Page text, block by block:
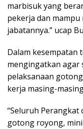
marbisuk yang
pekerja dan
jabatannya.” ucap
Dalam kesempatan
mengingatkan agar
pelaksanaan
kerja masing-
“Seluruh Perangkat
gotong royong,